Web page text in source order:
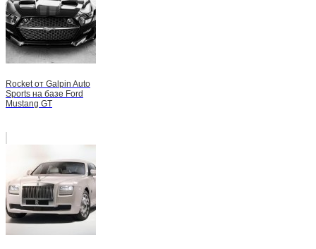
Rocket от Galpin Auto
Sports на базе Ford
Mustang GT